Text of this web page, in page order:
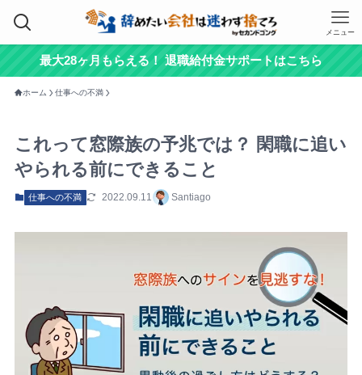
メニュー
最大28ヶ月もらえる！ 退職給付金サポートはこちら
ホーム 仕事への不満
これって窓際族の予兆では？ 閑職に追い
やられる前にできること
仕事への不満 2022.09.11 Santiago